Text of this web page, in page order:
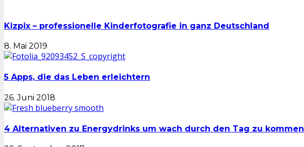
Kizpix – professionelle Kinderfotografie in ganz Deutschland
8. Mai 2019
5 Apps, die das Leben erleichtern
26. Juni 2018
4 Alternativen zu Energydrinks um wach durch den Tag zu kommen